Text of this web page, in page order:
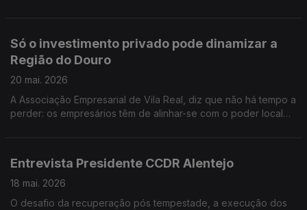
Só o investimento privado pode dinamizar a
Região do Douro
20 mai. 2026
A Associação Empresarial de Vila Real, diz que não há tempo a
perder: os empresários têm de alinhar-se com o poder local
Entrevista Presidente CCDR Alentejo
18 mai. 2026
O desafio da recuperação pós tempestade, a execução dos